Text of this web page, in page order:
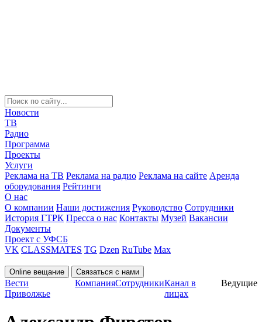
Новости
ТВ
Радио
Программа
Проекты
Услуги
Реклама на ТВ Реклама на радио Реклама на сайте Аренда
оборудования Рейтинги
О нас
О компании Наши достижения Руководство Сотрудники
История ГТРК Пресса о нас Контакты Музей Вакансии
Документы
Проект с УФСБ
VK CLASSMATES TG Dzen RuTube Max
Online вещание Связаться с нами
Вести
Приволжье
КомпанияСотрудникиКанал в
лицах
Ведущие